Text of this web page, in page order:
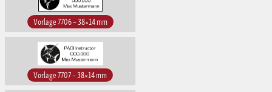
Vorlage 7706 – 38×14 mm
Vorlage 7707 – 38×14 mm